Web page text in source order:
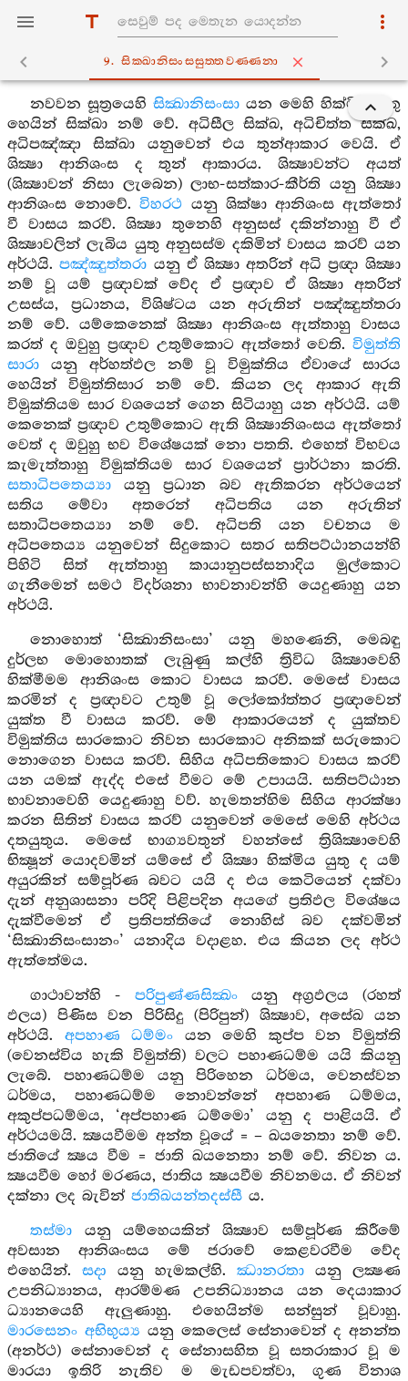
9. සික‍්ඛානිසංසසුත‍්තවණ‍්ණනා
නවවන සූත්‍රයෙහිසික්‍ඛානිසංසා යන මෙහි හික්මිය යුතු
හෙයින් සික්ඛා නම් වේ. අධිසීල සික්ඛ, අධිචිත්ත සික්ඛ,
අධිපඤ්ඤා සික්ඛා යනුවෙන් එය තුන්ආකාර වෙයි. ඒ
ශික්‍ෂා ආනිශංස ද තුන් ආකාරය. ශික්‍ෂාවන්ට අයත්
(ශික්‍ෂාවන් නිසා ලැබෙන) ලාභ-සත්කාර-කීර්ති යනු ශික්‍ෂා
ආනිශංස නොවේ.විහරථ යනු ශික්ෂා ආනිශංස ඇත්තෝ
වී වාසය කරව්. ශික්‍ෂා තුනෙහි අනුසස් දකින්නාහු වී ඒ
ශික්‍ෂාවලින් ලැබිය යුතු අනුසස්ම දකිමින් වාසය කරව් යන
අර්ථයි.පඤ්ඤුත්තරා යනු ඒ ශික්‍ෂා අතරින් අධි ප්‍රඥා ශික්‍ෂා
නම් වූ යම් ප්‍රඥාවක් වේද ඒ ප්‍රඥාව ඒ ශික්‍ෂා අතරින්
උසස්ය, ප්‍රධානය, විශිෂ්ටය යන අරුතින් පඤ්ඤුත්තරා
නම් වේ. යම්කෙනෙක් ශික්‍ෂා ආනිශංස ඇත්තාහු වාසය
කරත් ද ඔවුහු ප්‍රඥාව උතුම්කොට ඇත්තෝ වෙති. විමුත්ති
සාරා යනු අර්හත්ඵල නම් වූ විමුක්තිය ඒවායේ සාරය
හෙයින් විමුත්තිසාර නම් වේ. කියන ලද ආකාර ඇති
විමුක්තියම සාර වශයෙන් ගෙන සිටියාහු යන අර්ථයි. යම්
කෙනෙක් ප්‍රඥාව උතුම්කොට ඇති ශික්‍ෂානිශංසය ඇත්තෝ
වෙත් ද ඔවුහු භව විශේෂයක් නො පතති. එහෙත් විභවය
කැමැත්තාහු විමුක්තියම සාර වශයෙන් ප්‍රාර්ථනා කරති.
සතාධිපතෙය්‍යා යනු ප්‍රධාන බව ඇතිකරන අර්ථයෙන්
සතිය මේවා අතරෙන් අධිපතිය යන අරුතින්
සතාධිපතෙය්‍යා නම් වේ. අධිපති යන වචනය ම
අධිපතෙය්‍ය යනුවෙන් සිදුකොට සතර සතිපට්ඨානයන්හි
පිහිටි සිත් ඇත්තාහු කායානුපස්සනාදිය මුල්කොට
ගැනීමෙන් සමථ විදර්ශනා භාවනාවන්හි යෙදුණාහු යන
අර්ථයි.
නොහොත් ‘සික්‍ඛානිසංසා’ යනු මහණෙනි, මෙබඳු
දුර්ලභ මොහොතක් ලැබුණු කල්හි ත්‍රිවිධ ශික්‍ෂාවෙහි
හික්මීමම ආනිශංස කොට වාසය කරව්. මෙසේ වාසය
කරමින් ද ප්‍රඥාවට උතුම් වූ ලෝකෝත්තර ප්‍රඥාවෙන්
යුක්ත වී වාසය කරව්. මේ ආකාරයෙන් ද යුක්තව
විමුක්තිය සාරකොට නිවන සාරකොට අනිකක් සරුකොට
නොගෙන වාසය කරව්. සිහිය අධිපතිකොට වාසය කරව්
යන යමක් ඇද්ද එසේ වීමට මේ උපායයි. සතිපට්ඨාන
භාවනාවෙහි යෙදුණාහු වව්. හැමතන්හිම සිහිය ආරක්ෂා
කරන සිතින් වාසය කරව් යනුවෙන් මෙසේ මෙහි අර්ථය
දතයුතුය. මෙසේ භාග්‍යවතුන් වහන්සේ ත්‍රිශික්‍ෂාවෙහි
භික්‍ෂූන් යොදවමින් යම්සේ ඒ ශික්‍ෂා හික්මිය යුතු ද යම්
අයුරකින් සම්පූර්ණ බවට යයි ද එය කෙටියෙන් දක්වා
දැන් අනුශාසනා පරිදි පිළිපදින අයගේ ප්‍රතිඵල විශේෂය
දැක්වීමෙන් ඒ ප්‍රතිපත්තියේ නොහිස් බව දක්වමින්
‘සික්‍ඛානිසංසානං’ යනාදිය වදාළහ. එය කියන ලද අර්ථ
ඇත්තේමය.
ගාථාවන්හි -පරිපුණ්ණසික්‍ඛං යනු අග්‍රඵලය (රහත්
ඵලය) පිණිස වන පිරිසිදු (පිරිපුන්) ශික්‍ෂාව, අසේඛ යන
අර්ථයි. අපහාණ ධම්මං යන මෙහි කුප්ප වන විමුත්ති
(වෙනස්විය හැකි විමුත්ති) වලට පහාණධම්ම යයි කියනු
ලැබේ. පහාණධම්ම යනු පිරිහෙන ධර්මය, වෙනස්වන
ධර්මය, පහාණධම්ම නොවන්නේ අපහාණ ධම්මය,
අකුප්පධම්මය, ‘අප්පහාණ ධම්මො’ යනු ද පාළියයි. ඒ
අර්ථයමයි. ක්‍ෂයවීමම අන්ත වූයේ = – ඛයනෙතා නම් වේ.
ජාතියේ ක්‍ෂය වීම = ජාති ඛයනෙතා නම් වේ. නිවන ය.
ක්‍ෂයවීම හෝ මරණය, ජාතිය ක්‍ෂයවීම නිවනමය. ඒ නිවන්
දක්නා ලද බැවින් ජාතිඛයන්තදස්සී ය.
තස්මායනු යම්හෙයකින් ශික්‍ෂාව සම්පූර්ණ කිරීමේ
අවසාන ආනිශංසය මේ ජරාවේ කෙළවරවීම වේද
එහෙයින්. සදා යනු හැමකල්හි. ඣානරතා යනු ලක්‍ෂණ
උපනිධ්‍යානය, ආරම්මණ උපනිධ්‍යානය යන දෙයාකාර
ධ්‍යානයෙහි ඇලුණාහු. එහෙයින්ම සන්සුන් වූවාහු.
මාරසෙනං අභිභුය්‍ය යනු කෙලෙස් සේනාවෙන් ද අනන්ත
(අනර්ථ) සේනාවෙන් ද සේනාසහිත වූ සතරාකාර වූ ම
මාරයා ඉතිරි නැතිව ම මැඩපවත්වා, ගුණ විනාශ